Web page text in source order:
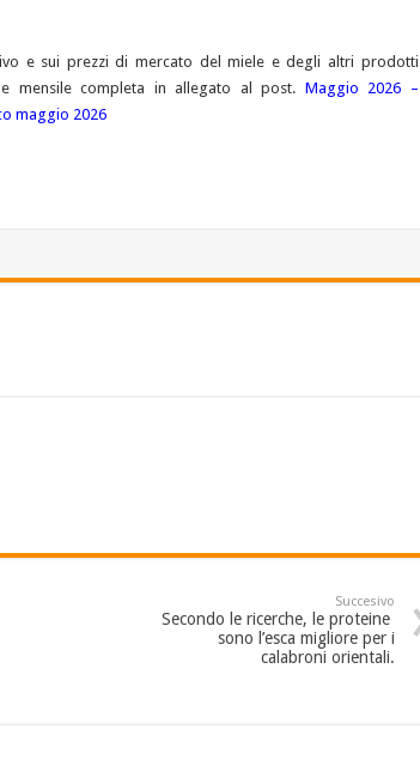
e sui prezzi di mercato del miele e degli altri prodotti
mensile completa in allegato al post. Maggio 2026 –
maggio 2026
Succesivo
Secondo le ricerche, le proteine ​​
sono l’esca migliore per i
calabroni orientali.